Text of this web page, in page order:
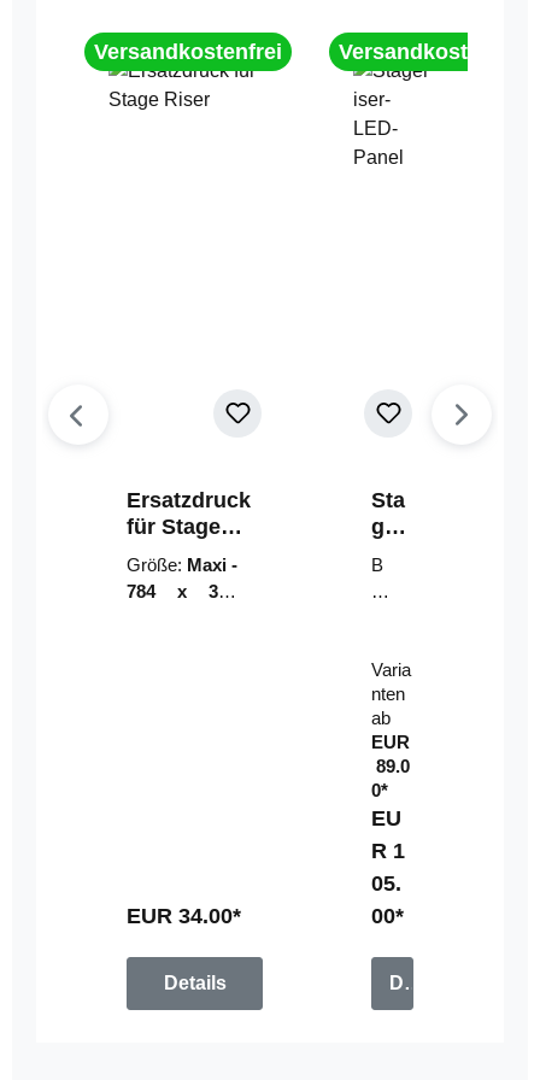
Versandkostenfrei
Ersatzdruck
für Stage
Riser
Größe: Maxi -
784 x 314
EUR 34.00*
Details
Versandkostenfrei
Sta
geri
ser-
LE
D-
el
B
un
mi
t
Fe
rn
be
di
en
u
n
g
Varia
nten
ab
EUR
89.0
0*
EU
R 1
05.
00*
Details